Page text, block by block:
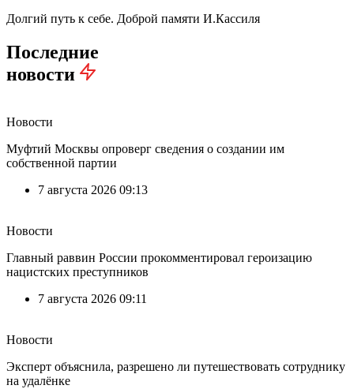
Долгий путь к себе. Доброй памяти И.Кассиля
Последние
новости
Новости
Муфтий Москвы опроверг сведения о создании им
собственной партии
7 августа 2026 09:13
Новости
Главный раввин России прокомментировал героизацию
нацистских преступников
7 августа 2026 09:11
Новости
Эксперт объяснила, разрешено ли путешествовать сотруднику
на удалёнке